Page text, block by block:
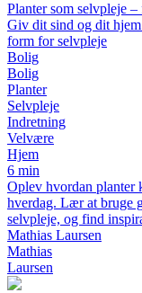
Planter som selvpleje
Giv dit sind og dit
form for selvpleje
Bolig
Bolig
Planter
Selvpleje
Indretning
Velvære
Hjem
6 min
Oplev hvordan planter
hverdag. Lær at bruge
selvpleje, og find
Mathias Laursen
Mathias
Laursen